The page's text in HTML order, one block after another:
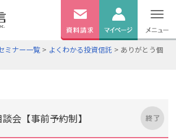
無料資料 ログイン
ミナー一覧 > よくわかる投資信託 > ありがとう個
会【事前予約制】